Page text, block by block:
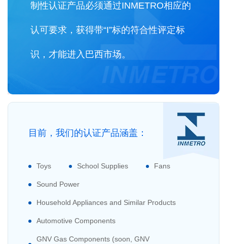
制性认证产品必须通过INMETRO相应的
认可要求，获得带“I”标的符合性评定标
识，才能进入巴西市场。
目前，我们的认证产品涵盖：
Toys School Supplies Fans
Sound Power
Household Appliances and Similar Products
Automotive Components
GNV Gas Components (soon, GNV